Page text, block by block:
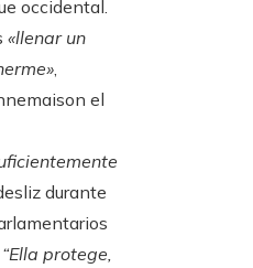
occidental.
«llenar un
el
durante
“Ella protege,